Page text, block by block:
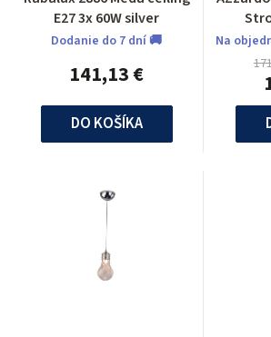
E27 3x 60W silver
Dodanie do 7 dní 🚚
141,13 €
DO KOŠÍKA
Na